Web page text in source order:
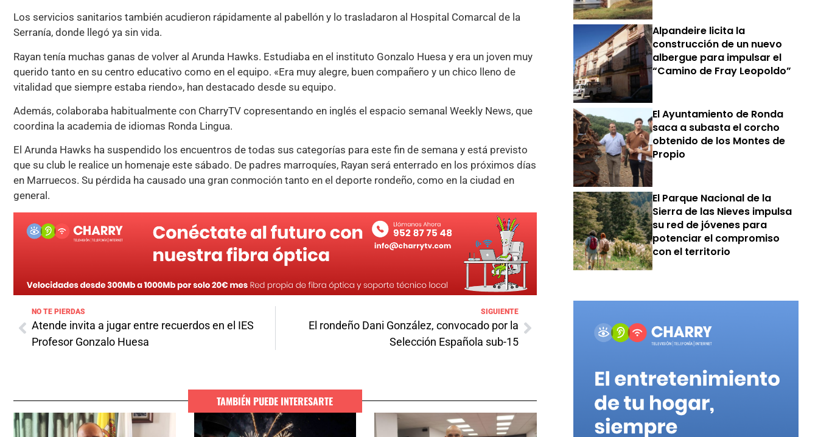
Los servicios sanitarios también acudieron rápidamente al pabellón y lo trasladaron al Hospital Comarcal de la
Serranía, donde llegó ya sin vida.
Rayan tenía muchas ganas de volver al Arunda Hawks. Estudiaba en el instituto Gonzalo Huesa y era un joven muy
querido tanto en su centro educativo como en el equipo. «Era muy alegre, buen compañero y un chico lleno de
vitalidad que siempre estaba riendo», han destacado desde su equipo.
Además, colaboraba habitualmente con CharryTV copresentando en inglés el espacio semanal Weekly News, que
coordina la academia de idiomas Ronda Lingua.
El Arunda Hawks ha suspendido los encuentros de todas sus categorías para este fin de semana y está previsto
que su club le realice un homenaje este sábado. De padres marroquíes, Rayan será enterrado en los próximos días
en Marruecos. Su pérdida ha causado una gran conmoción tanto en el deporte rondeño, como en la ciudad en
general.
NO TE PIERDAS
Atende invita a jugar entre recuerdos en el IES
Profesor Gonzalo Huesa
SIGUIENTE
El rondeño Dani González, convocado por la
Selección Española sub-15
TAMBIÉN PUEDE INTERESARTE
Alpandeire licita la
construcción de un nuevo
albergue para impulsar el
“Camino de Fray Leopoldo”
El Ayuntamiento de Ronda
saca a subasta el corcho
obtenido de los Montes de
Propio
El Parque Nacional de la
Sierra de las Nieves impulsa
su red de jóvenes para
potenciar el compromiso
con el territorio